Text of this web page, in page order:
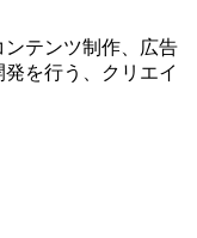
テンツ制作、広告
を行う、
クリエイ